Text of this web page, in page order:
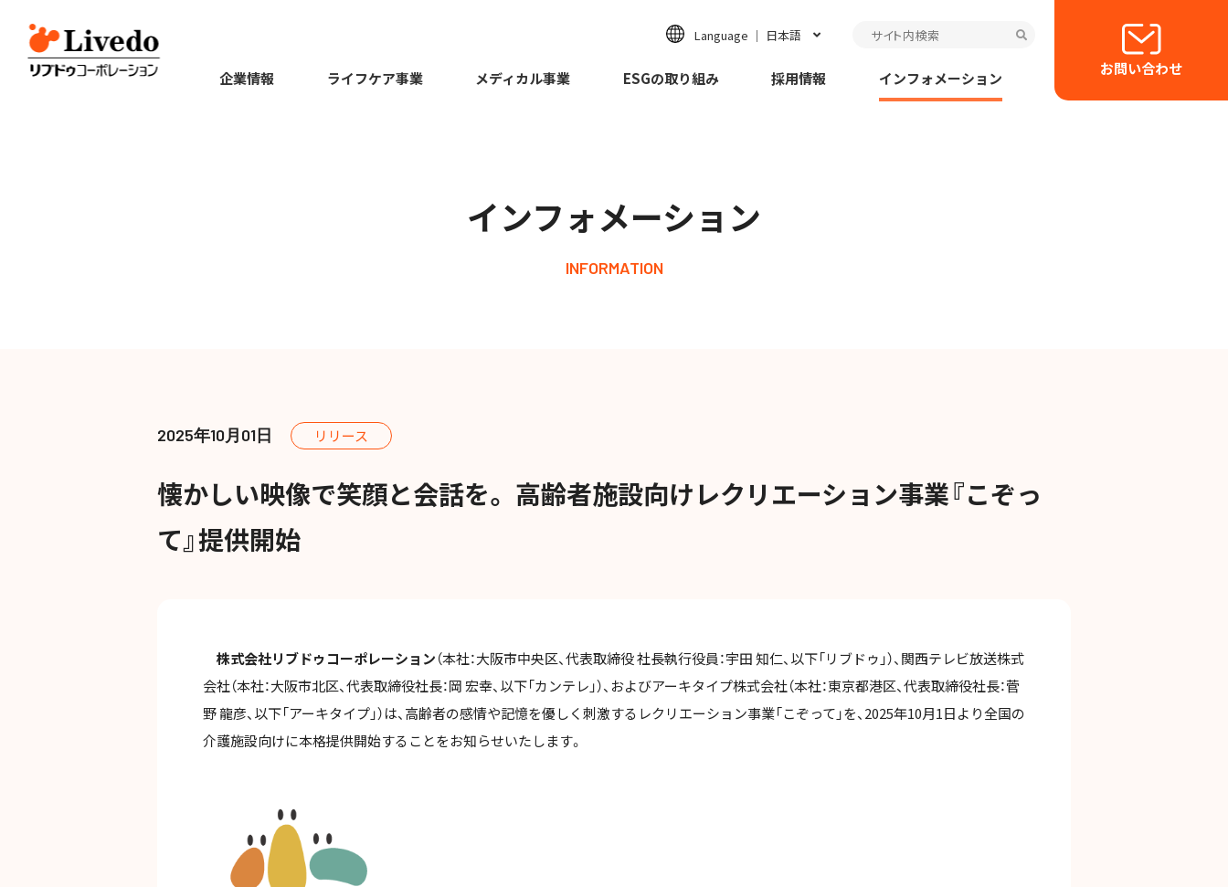
Language ｜ 日本語
企業情報 ライフケア事業 メディカル事業 ESGの取り組み 採用情報 インフォメーション
お問い合わせ
インフォメーション
INFORMATION
2025年10月01日 リリース
懐かしい映像で笑顔と会話を。 高齢者施設向けレクリエーション事業『こぞっ
て』提供開始
株式会社リブドゥコーポレーション（本社：大阪市中央区、代表取締役 社長執行役員：宇田 知仁、以下「リブドゥ」）、関西テレビ放送株式
会社（本社：大阪市北区、代表取締役社長：岡 宏幸、以下「カンテレ」）、およびアーキタイプ株式会社（本社：東京都港区、代表取締役社長：菅
野 龍彦、以下「アーキタイプ」）は、高齢者の感情や記憶を優しく刺激するレクリエーション事業「こぞって」を、2025年10月1日より全国の
介護施設向けに本格提供開始することをお知らせいたします。